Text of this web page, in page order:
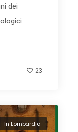
dei
23
In Lombardia